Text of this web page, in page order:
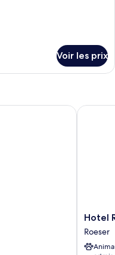
Voir les prix
Hotel
Roeser
Hotel
Roeser
Hotel